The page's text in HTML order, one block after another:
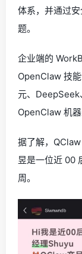
体系，并通过
题。
企业端的
OpenClaw 技
元、DeepSeek
OpenClaw 机器
据了解，
昱是一位近 00
周。